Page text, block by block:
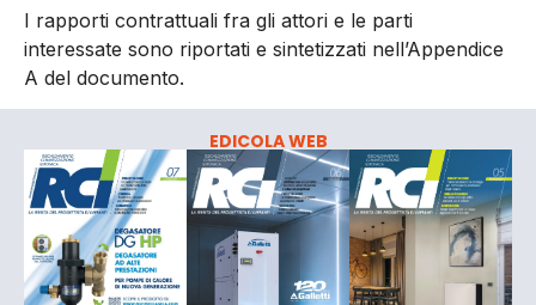
I rapporti contrattuali fra gli attori e le parti
interessate sono riportati e sintetizzati nell’Appendice
A del documento.
EDICOLA WEB